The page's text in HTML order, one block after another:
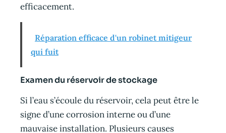
efficacement.
Réparation efficace d'un robinet mitigeur
qui fuit
Examen du réservoir de stockage
Si l’eau s’écoule du réservoir, cela peut être le
signe d’une corrosion interne ou d’une
mauvaise installation. Plusieurs causes